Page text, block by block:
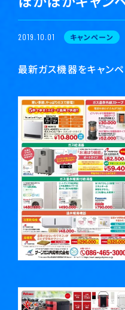
キャンペーン
2019.10.01
最新ガス機器をキャン